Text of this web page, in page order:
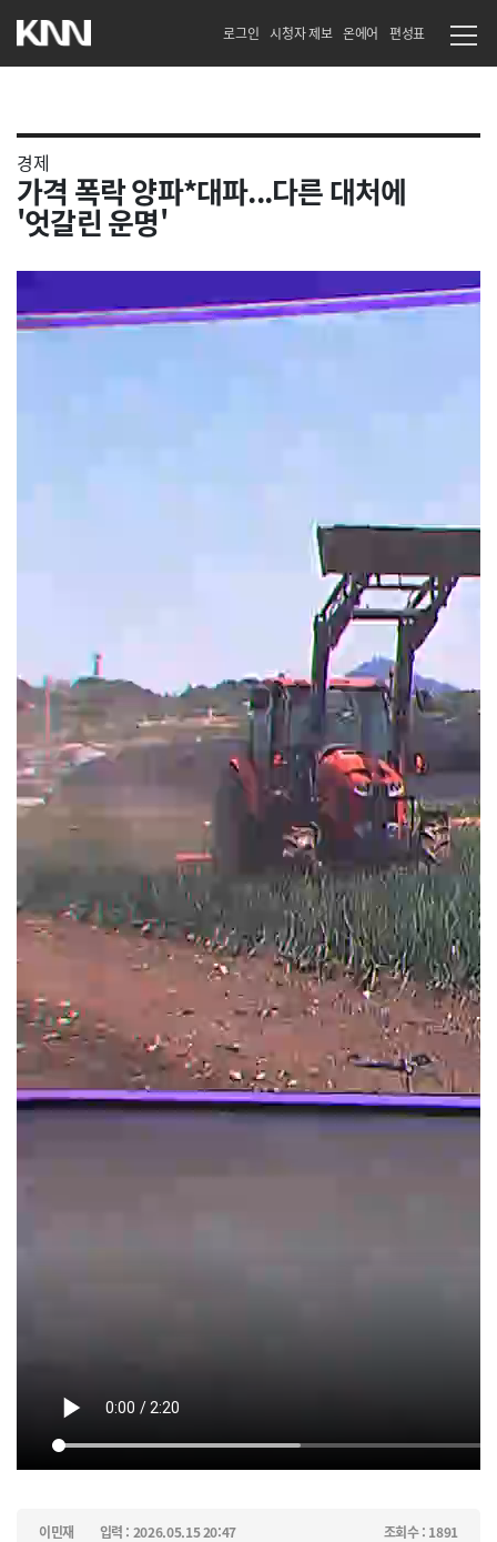
로그인 시청자 제보 온에어 편성표
경제
가격 폭락 양파*대파...다른 대처에
'엇갈린 운명'
이민재 입력 : 2026.05.15 20:47 조회수 : 1891